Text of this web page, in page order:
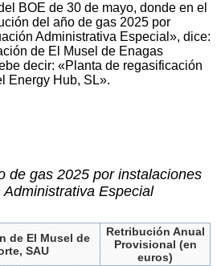
BOE de 30 de mayo, donde en el
del año de gas 2025 por
Administrativa Especial», dice:
de El Musel de Enagas
decir: «Planta de regasificación
Energy Hub, SL».
de gas 2025 por instalaciones
Especial
de El Musel de
SAU
Retribución Anual
Provisional (en
euros)